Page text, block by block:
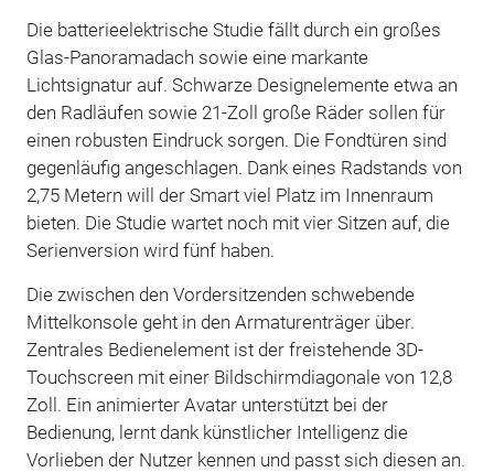
Die batterieelektrische Studie fällt durch ein großes
Glas-Panoramadach sowie eine markante
Lichtsignatur auf. Schwarze Designelemente etwa an
den Radläufen sowie 21-Zoll große Räder sollen für
einen robusten Eindruck sorgen. Die Fondtüren sind
gegenläufig angeschlagen. Dank eines Radstands von
2,75 Metern will der Smart viel Platz im Innenraum
bieten. Die Studie wartet noch mit vier Sitzen auf, die
Serienversion wird fünf haben.
Die zwischen den Vordersitzenden schwebende
Mittelkonsole geht in den Armaturenträger über.
Zentrales Bedienelement ist der freistehende 3D-
Touchscreen mit einer Bildschirmdiagonale von 12,8
Zoll. Ein animierter Avatar unterstützt bei der
Bedienung, lernt dank künstlicher Intelligenz die
Vorlieben der Nutzer kennen und passt sich diesen an.